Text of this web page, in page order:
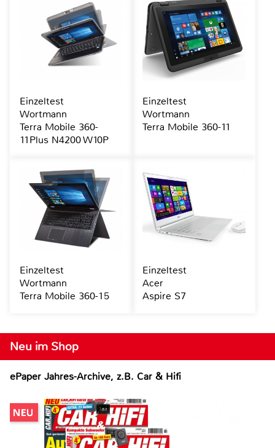
Neu im Shop
ePaper Jahres-Archive, z.B. Car & Hifi
Einzeltest
Wortmann
Terra Mobile 360-
11Plus N4200 W10P
Einzeltest
Wortmann
Terra Mobile 360-11
Einzeltest
Wortmann
Terra Mobile 360-15
Einzeltest
Acer
Aspire S7